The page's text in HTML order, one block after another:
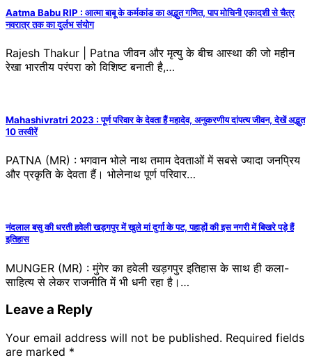
Aatma Babu RIP : आत्मा बाबू के कर्मकांड का अद्भुत गणित, पाप मोचिनी एकादशी से चैत्र
नवरात्र तक का दुर्लभ संयोग
Rajesh Thakur | Patna जीवन और मृत्यु के बीच आस्था की जो महीन
रेखा भारतीय परंपरा को विशिष्ट बनाती है,…
Mahashivratri 2023 : पूर्ण परिवार के देवता हैं महादेव, अनुकरणीय दांपत्य जीवन, देखें अद्भुत
10 तस्वीरें
PATNA (MR) : भगवान भोले नाथ तमाम देवताओं में सबसे ज्यादा जनप्रिय
और प्रकृति के देवता हैं। भोलेनाथ पूर्ण परिवार…
नंदलाल बसु की धरती हवेली खड़गपुर में खुले मां दुर्गा के पट, पहाड़ों की इस नगरी में बिखरे पड़े हैं
इतिहास
MUNGER (MR) : मुंगेर का हवेली खड़गपुर इतिहास के साथ ही कला-
साहित्य से लेकर राजनीति में भी धनी रहा है।…
Leave a Reply
Your email address will not be published. Required fields
are marked *